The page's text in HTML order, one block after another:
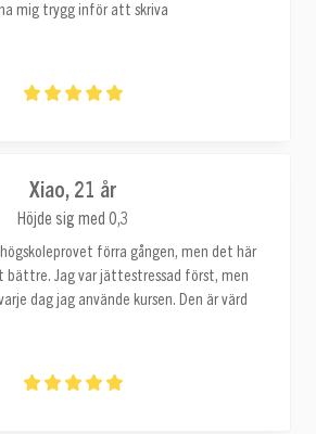
mig trygg inför att skriva
Xiao, 21 år
Höjde sig med 0,3
förra gången, men det här
bättre. Jag var jättestressad först, men
dag jag använde kursen. Den är värd